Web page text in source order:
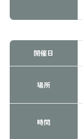
開催日
場所
時間